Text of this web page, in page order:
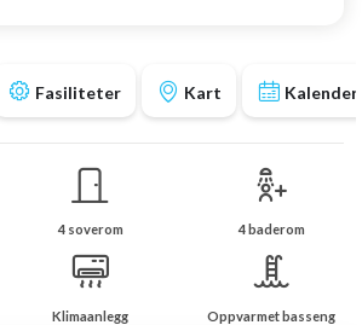
Fasiliteter Kart Kalender
4 soverom 4 baderom
Klimaanlegg Oppvarmet basseng